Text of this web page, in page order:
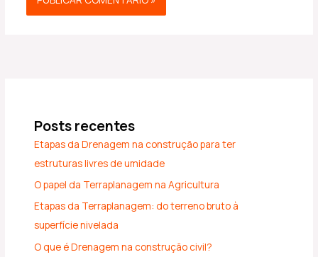
Posts recentes
Etapas da Drenagem na construção para ter
estruturas livres de umidade
O papel da Terraplanagem na Agricultura
Etapas da Terraplanagem: do terreno bruto à
superfície nivelada
O que é Drenagem na construção civil?